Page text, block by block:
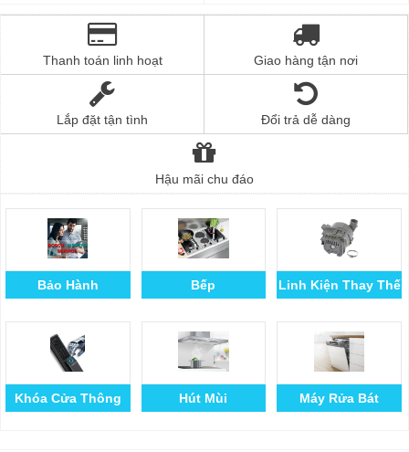
Thanh toán linh hoạt Giao hàng tận nơi
Lắp đặt tận tình Đổi trả dễ dàng
Hậu mãi chu đáo
Bảo Hành Bếp Linh Kiện Thay Thế
Khóa Cửa Thông
Hút Mùi Máy Rửa Bát